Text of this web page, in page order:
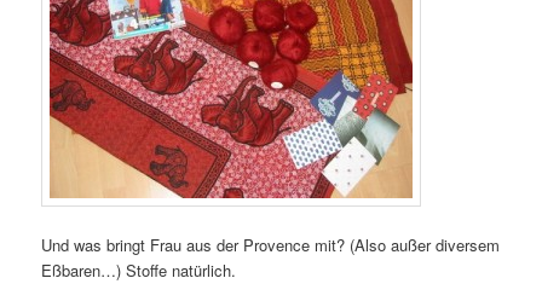
Und was bringt Frau aus der Provence mit? (Also außer diversem
Eßbaren…) Stoffe natürlich.